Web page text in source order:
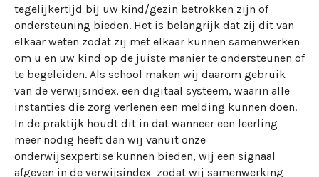
tegelijkertijd bij uw kind/gezin betrokken zijn of
ondersteuning bieden. Het is belangrijk dat zij dit van
elkaar weten zodat zij met elkaar kunnen samenwerken
om u en uw kind op de juiste manier te ondersteunen of
te begeleiden. Als school maken wij daarom gebruik
van de verwijsindex, een digitaal systeem, waarin alle
instanties die zorg verlenen een melding kunnen doen.
In de praktijk houdt dit in dat wanneer een leerling
meer nodig heeft dan wij vanuit onze
onderwijsexpertise kunnen bieden, wij een signaal
afgeven in de verwijsindex zodat wij samenwerking